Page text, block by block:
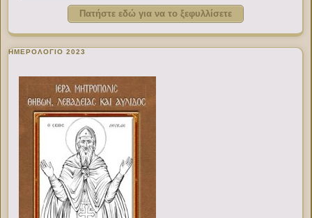
Πατήστε εδώ για να το ξεφυλλίσετε
ΗΜΕΡΟΛΟΓΙΟ 2023